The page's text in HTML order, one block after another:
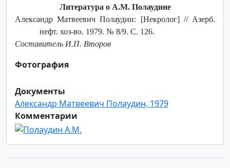
Литература о А.М. Полаудине
Александр Матвеевич Полаудин: [Некролог] // Азерб.
нефт. хоз-во. 1979. № 8/9. С. 126.
Составитель И.П. Второв
Фотография
Документы
Александр Матвеевич Полаудин, 1979
Комментарии